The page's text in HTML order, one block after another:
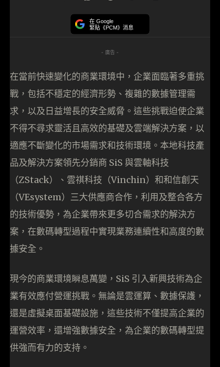
在 Google
緊貼《PCM》消息
- 廣告 -
在當前快速變化的商業環境中，企業面臨著多重挑
戰，包括不穩定的經濟形勢、複雜的數據管理需
求，以及日益增長的安全威脅。這些挑戰迫使企業
不得不尋求靈活且高效的基礎及雲端解決方案，以
適應不斷變化的市場需求和技術環境。本地科技產
品及解決方案領先分銷商 SiS 與雲軸科技
（ZStack）、雲祺科技（Vinchin）和和信創天
（VEsystem）三大供應商合作，利用及整合各方
的技術優勢，為企業帶來更多切合需求的解決方
案，在數碼轉型過程中實現業務連續性和高度的數
據安全。
現今的商業環境瞬息萬變，SiS 引入新興技術為企
業有效應付營運挑戰。無論是雲運算、數據保護，
還是虛擬桌面基礎設施，這些技術不僅提高企業的
運營效率，還增強數據安全，為企業的數碼轉型提
供強而有力的支持。